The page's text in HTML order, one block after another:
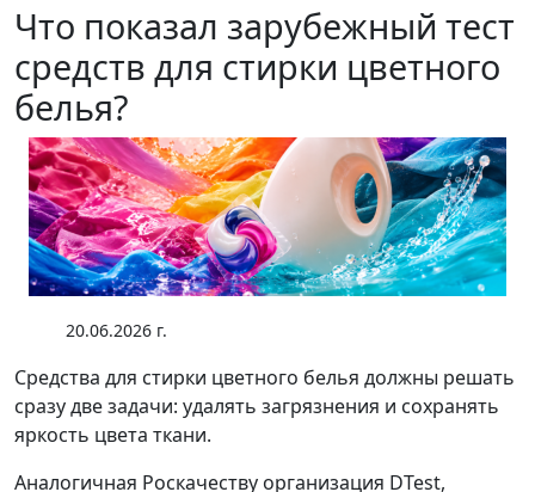
Что показал зарубежный тест
средств для стирки цветного
белья?
20.06.2026 г.
Средства для стирки цветного белья должны решать
сразу две задачи: удалять загрязнения и сохранять
яркость цвета ткани.
Аналогичная Роскачеству организация DTest,